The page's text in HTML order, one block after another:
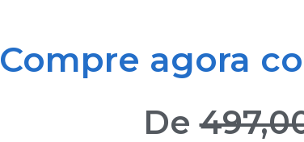
Compre agora
De